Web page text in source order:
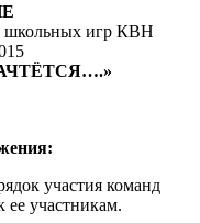
школьных игр КВН
участия команд
ее участникам.